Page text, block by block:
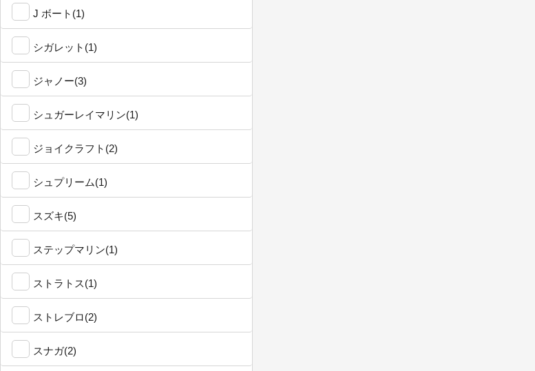
J ボート(1)
シガレット(1)
ジャノー(3)
シュガーレイマリン(1)
ジョイクラフト(2)
シュプリーム(1)
スズキ(5)
ステップマリン(1)
ストラトス(1)
ストレブロ(2)
スナガ(2)